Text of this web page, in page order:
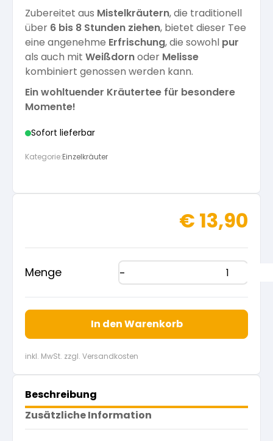
Bücher
Zubereitet aus Mistelkräutern, die traditionell
über 6 bis 8 Stunden ziehen, bietet dieser Tee
eine angenehme Erfrischung, die sowohl pur
als auch mit Weißdornoder Melisse
kombiniert genossen werden kann.
Ein wohltuender Kräutertee für besondere
Momente!
Sofort lieferbar
Kategorie:Einzelkräuter
€ 13,90
Menge
In den Warenkorb
inkl. MwSt. zzgl. Versandkosten
Beschreibung
Zusätzliche Information